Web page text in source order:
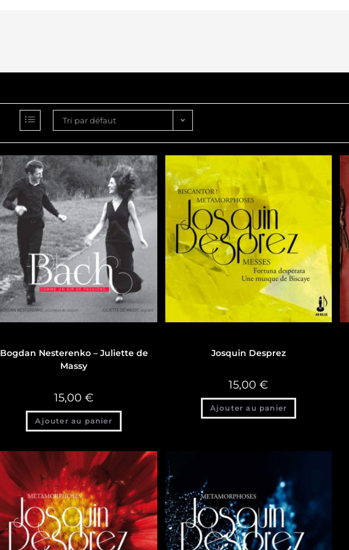
Tri par défaut
Bogdan Nesterenko – Juliette de
Massy
15,00€
Ajouter au panier
Josquin Desprez
15,00€
Ajouter au panier